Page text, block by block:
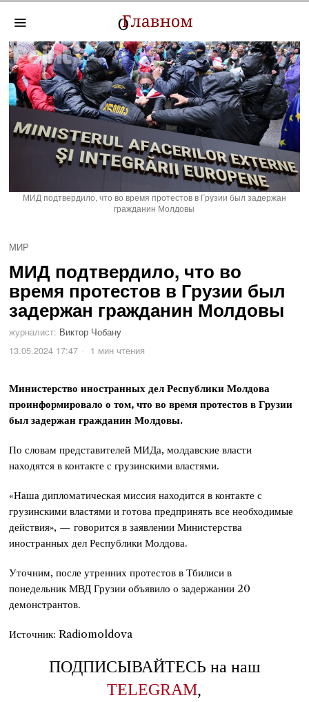
МИД подтвердило, что во время протестов в Грузии был задержан
гражданин Молдовы
МИР
МИД подтвердило, что во
время протестов в Грузии был
задержан гражданин Молдовы
журналист: Виктор Чобану
13.05.2024 17:47
1 мин чтения
Министерство иностранных дел Республики Молдова
проинформировало о том, что во время протестов в Грузии
был задержан гражданин Молдовы.
По словам представителей МИДа, молдавские власти
находятся в контакте с грузинскими властями.
«Наша дипломатическая миссия находится в контакте с
грузинскими властями и готова предпринять все необходимые
действия», — говорится в заявлении Министерства
иностранных дел Республики Молдова.
Уточним, после утренних протестов в Тбилиси в
понедельник МВД Грузии объявило о задержании 20
демонстрантов.
Источник: Radiomoldova
ПОДПИСЫВАЙТЕСЬ на наш
TELEGRAM,